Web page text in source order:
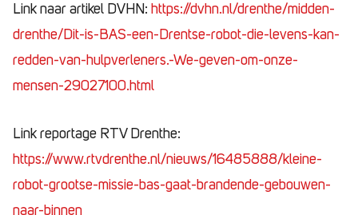
Link naar artikel DVHN: https://dvhn.nl/drenthe/midden-
drenthe/Dit-is-BAS-een-Drentse-robot-die-levens-kan-
redden-van-hulpverleners.-We-geven-om-onze-
mensen-29027100.html
Link reportage RTV Drenthe:
https://www.rtvdrenthe.nl/nieuws/16485888/kleine-
robot-grootse-missie-bas-gaat-brandende-gebouwen-
naar-binnen